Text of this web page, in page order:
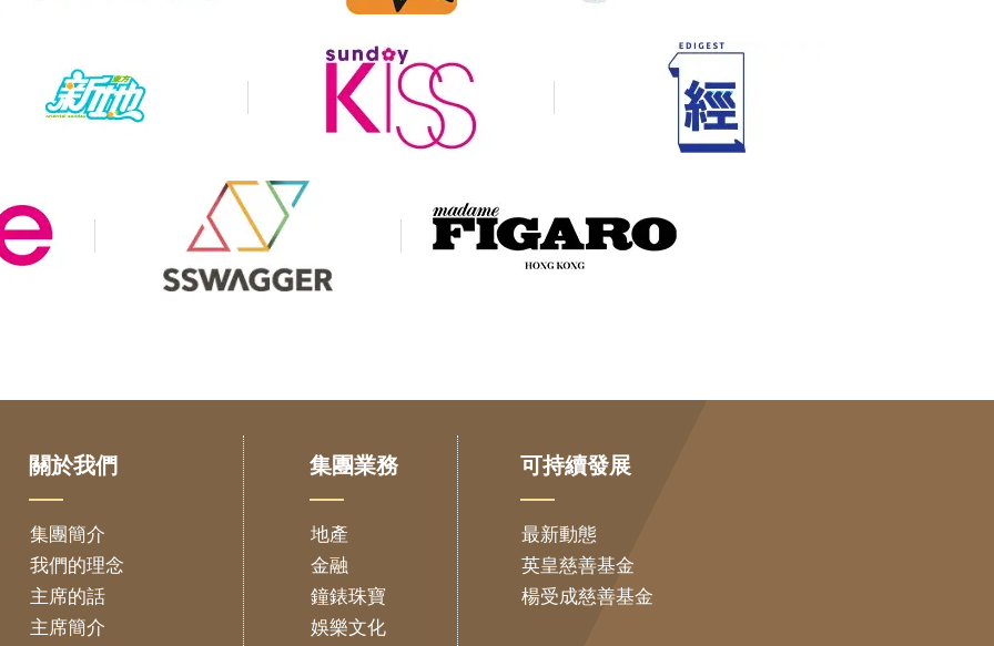
關於我們
集團簡介
我們的理念
主席的話
主席簡介
集團業務
地產
金融
鐘錶珠寶
娛樂文化
可持續發展
最新動態
英皇慈善基金
楊受成慈善基金